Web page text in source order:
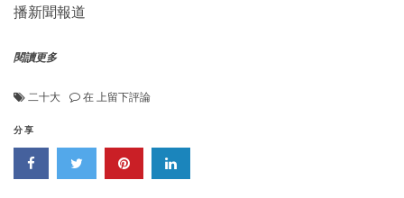
播新聞報道
閱讀更多
二十大 在 中
第
上留下評論
分享